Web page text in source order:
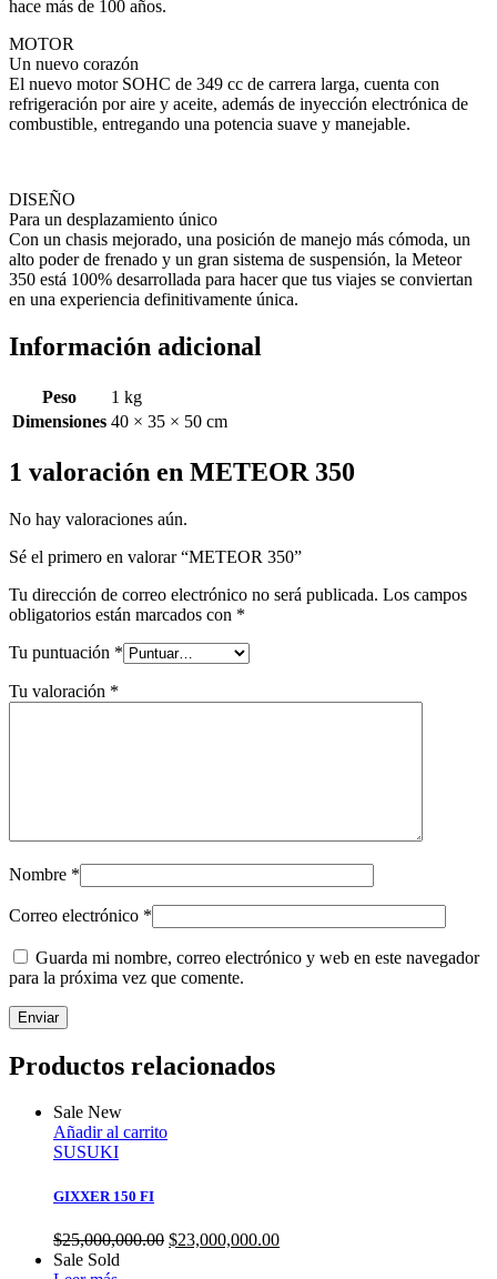
hace más de 100 años.
MOTOR
Un nuevo corazón
El nuevo motor SOHC de 349 cc de carrera larga, cuenta con
refrigeración por aire y aceite, además de inyección electrónica de
combustible, entregando una potencia suave y manejable.
DISEÑO
Para un desplazamiento único
Con un chasis mejorado, una posición de manejo más cómoda, un
alto poder de frenado y un gran sistema de suspensión, la Meteor
350 está 100% desarrollada para hacer que tus viajes se conviertan
en una experiencia definitivamente única.
Información adicional
Peso
1 kg
Dimensiones 40 × 35 × 50 cm
1 valoración en METEOR 350
No hay valoraciones aún.
Sé el primero en valorar “METEOR 350”
Tu dirección de correo electrónico no será publicada. Los campos
obligatorios están marcados con *
Tu puntuación *
Tu valoración *
Nombre *
Correo electrónico *
Guarda mi nombre, correo electrónico y web en este navegador
para la próxima vez que comente.
Productos relacionados
Sale New
Añadir al carrito
SUSUKI
GIXXER 150 FI
$25,000,000.00 $23,000,000.00
Sale Sold